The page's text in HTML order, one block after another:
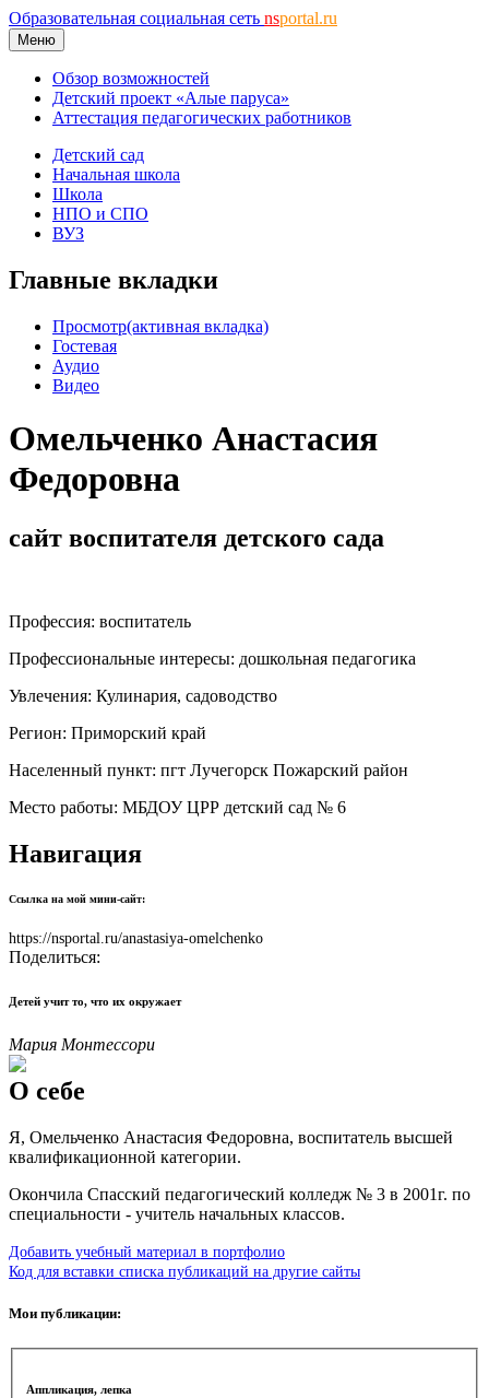
Образовательная социальная сеть nsportal.ru
Меню
Обзор возможностей
Детский проект «Алые паруса»
Аттестация педагогических работников
Детский сад
Начальная школа
Школа
НПО и СПО
ВУЗ
Главные вкладки
Просмотр(активная вкладка)
Гостевая
Аудио
Видео
Омельченко Анастасия
Федоровна
сайт воспитателя детского сада
Профессия: воспитатель
Профессиональные интересы: дошкольная педагогика
Увлечения: Кулинария, садоводство
Регион: Приморский край
Населенный пункт: пгт Лучегорск Пожарский район
Место работы: МБДОУ ЦРР детский сад № 6
Навигация
Ссылка на мой мини-сайт:
https://nsportal.ru/anastasiya-omelchenko
Поделиться:
Детей учит то, что их окружает
Мария Монтессори
О себе
Я, Омельченко Анастасия Федоровна, воспитатель высшей
квалификационной категории.
Окончила Спасский педагогический колледж № 3 в 2001г. по
специальности - учитель начальных классов.
Добавить учебный материал в портфолио
Код для вставки списка публикаций на другие сайты
Мои публикации:
Аппликация, лепка